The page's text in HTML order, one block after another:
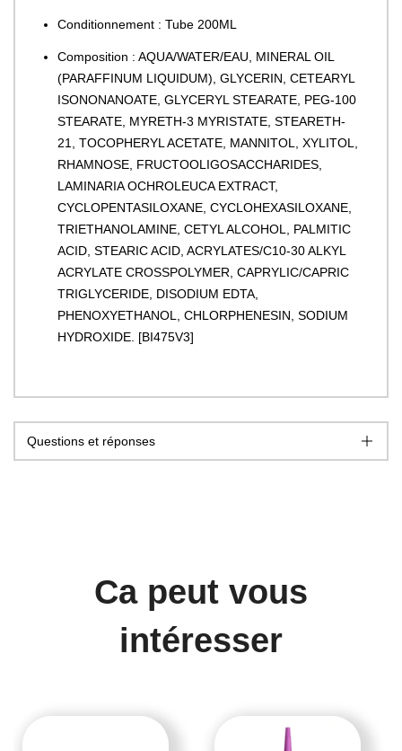
Conditionnement : Tube 200ML
Composition : AQUA/WATER/EAU, MINERAL OIL
(PARAFFINUM LIQUIDUM), GLYCERIN, CETEARYL
ISONONANOATE, GLYCERYL STEARATE, PEG-100
STEARATE, MYRETH-3 MYRISTATE, STEARETH-
21, TOCOPHERYL ACETATE, MANNITOL, XYLITOL,
RHAMNOSE, FRUCTOOLIGOSACCHARIDES,
LAMINARIA OCHROLEUCA EXTRACT,
CYCLOPENTASILOXANE, CYCLOHEXASILOXANE,
TRIETHANOLAMINE, CETYL ALCOHOL, PALMITIC
ACID, STEARIC ACID, ACRYLATES/C10-30 ALKYL
ACRYLATE CROSSPOLYMER, CAPRYLIC/CAPRIC
TRIGLYCERIDE, DISODIUM EDTA,
PHENOXYETHANOL, CHLORPHENESIN, SODIUM
HYDROXIDE. [BI475V3]
Questions et réponses
Ca peut vous
intéresser